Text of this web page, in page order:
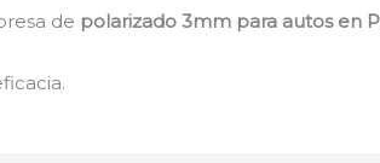
de polarizado 3mm para autos en